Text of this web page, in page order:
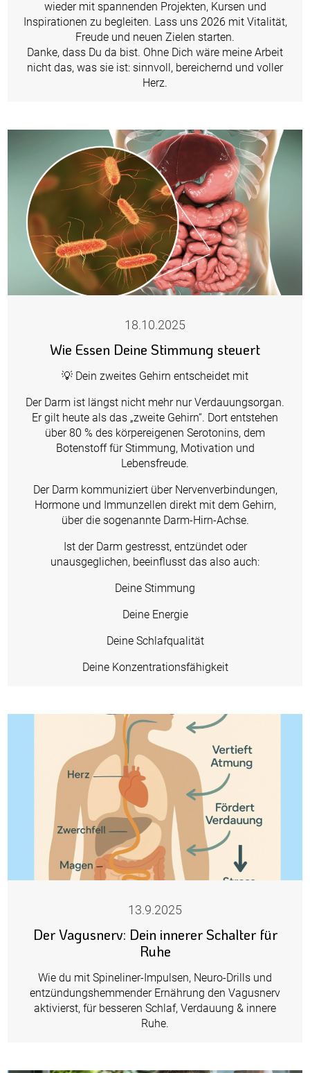
wieder mit spannenden Projekten, Kursen und
Inspirationen zu begleiten. Lass uns 2026 mit Vitalität,
Freude und neuen Zielen starten.
Danke, dass Du da bist. Ohne Dich wäre meine Arbeit
nicht das, was sie ist: sinnvoll, bereichernd und voller
Herz.
18.10.2025
Wie Essen Deine Stimmung steuert
💡 Dein zweites Gehirn entscheidet mit
Der Darm ist längst nicht mehr nur Verdauungsorgan.
Er gilt heute als das „zweite Gehirn“. Dort entstehen
über 80 % des körpereigenen Serotonins, dem
Botenstoff für Stimmung, Motivation und
Lebensfreude.
Der Darm kommuniziert über Nervenverbindungen,
Hormone und Immunzellen direkt mit dem Gehirn,
über die sogenannte Darm-Hirn-Achse.
Ist der Darm gestresst, entzündet oder
unausgeglichen, beeinflusst das also auch:
Deine Stimmung
Deine Energie
Deine Schlafqualität
Deine Konzentrationsfähigkeit
13.9.2025
Der Vagusnerv: Dein innerer Schalter für
Ruhe
Wie du mit Spineliner-Impulsen, Neuro-Drills und
entzündungshemmender Ernährung den Vagusnerv
aktivierst, für besseren Schlaf, Verdauung & innere
Ruhe.